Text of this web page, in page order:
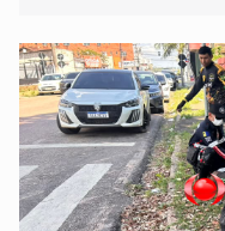
remover as contas